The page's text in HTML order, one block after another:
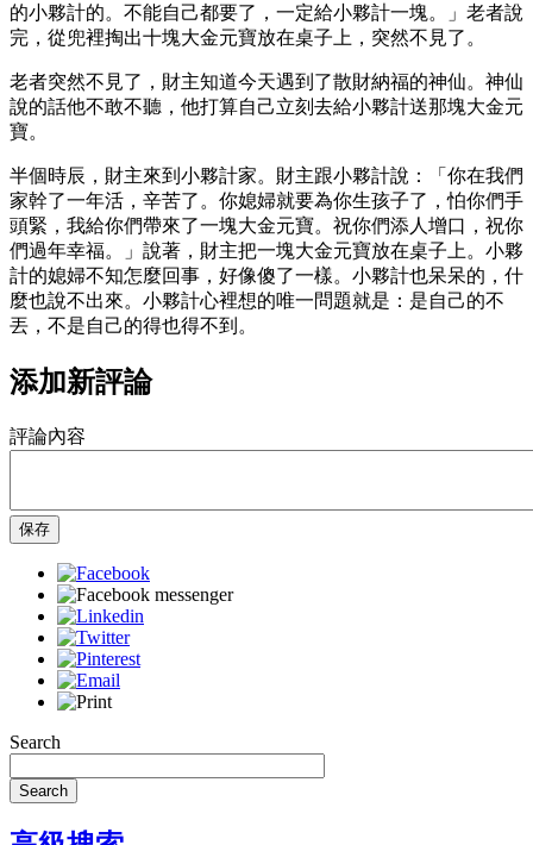
的小夥計的。不能自己都要了，一定給小夥計一塊。」老者說
完，從兜裡掏出十塊大金元寶放在桌子上，突然不見了。
老者突然不見了，財主知道今天遇到了散財納福的神仙。神仙
說的話他不敢不聽，他打算自己立刻去給小夥計送那塊大金元
寶。
半個時辰，財主來到小夥計家。財主跟小夥計說：「你在我們
家幹了一年活，辛苦了。你媳婦就要為你生孩子了，怕你們手
頭緊，我給你們帶來了一塊大金元寶。祝你們添人增口，祝你
們過年幸福。」說著，財主把一塊大金元寶放在桌子上。小夥
計的媳婦不知怎麼回事，好像傻了一樣。小夥計也呆呆的，什
麼也說不出來。小夥計心裡想的唯一問題就是：是自己的不
丟，不是自己的得也得不到。
添加新評論
評論內容
保存
Search
Search